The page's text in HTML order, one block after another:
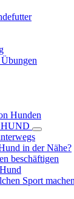
Hunden
in der Nähe?
beschäftigen
Sport